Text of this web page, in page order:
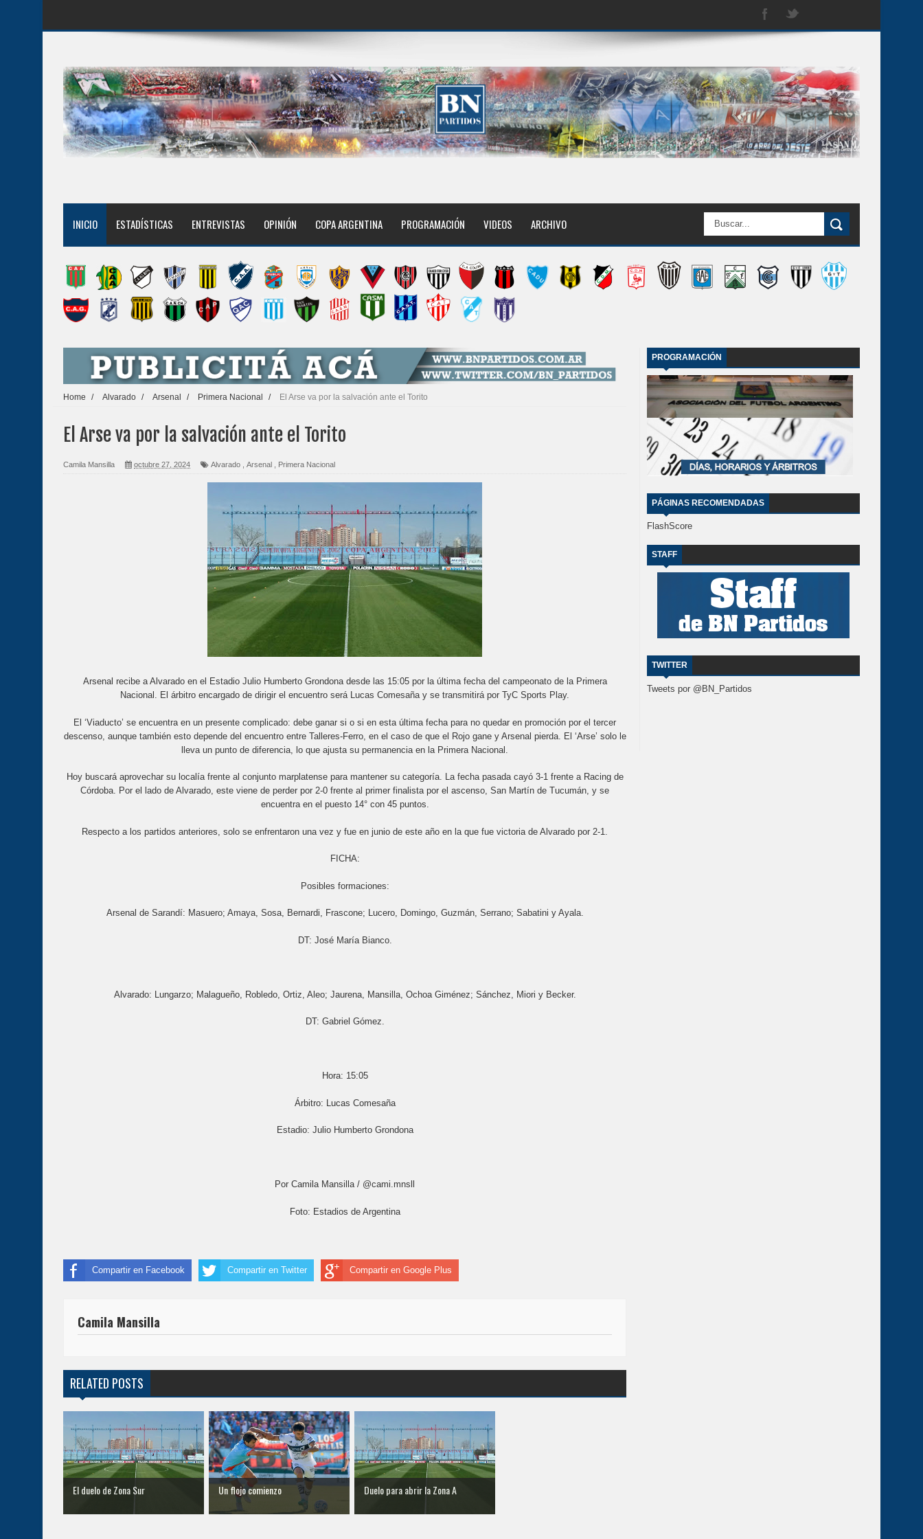
INICIO ESTADÍSTICAS ENTREVISTAS OPINIÓN COPA ARGENTINA PROGRAMACIÓN VIDEOS ARCHIVO
Home / Alvarado / Arsenal / Primera Nacional / El Arse va por la salvación ante el Torito
El Arse va por la salvación ante el Torito
Camila Mansilla octubre 27, 2024 Alvarado Arsenal Primera Nacional
Arsenal recibe a Alvarado en el Estadio Julio Humberto Grondona desde las 15:05 por la última fecha del campeonato de la Primera
Nacional. El árbitro encargado de dirigir el encuentro será Lucas Comesaña y se transmitirá por TyC Sports Play.
El ‘Viaducto’ se encuentra en un presente complicado: debe ganar si o si en esta última fecha para no quedar en promoción por el tercer
descenso, aunque también esto depende del encuentro entre Talleres-Ferro, en el caso de que el Rojo gane y Arsenal pierda. El ‘Arse’ solo le
lleva un punto de diferencia, lo que ajusta su permanencia en la Primera Nacional.
Hoy buscará aprovechar su localía frente al conjunto marplatense para mantener su categoría. La fecha pasada cayó 3-1 frente a Racing de
Córdoba. Por el lado de Alvarado, este viene de perder por 2-0 frente al primer finalista por el ascenso, San Martín de Tucumán, y se
encuentra en el puesto 14° con 45 puntos.
Respecto a los partidos anteriores, solo se enfrentaron una vez y fue en junio de este año en la que fue victoria de Alvarado por 2-1.
FICHA:
Posibles formaciones:
Arsenal de Sarandí: Masuero; Amaya, Sosa, Bernardi, Frascone; Lucero, Domingo, Guzmán, Serrano; Sabatini y Ayala.
DT: José María Bianco.
Alvarado: Lungarzo; Malagueño, Robledo, Ortiz, Aleo; Jaurena, Mansilla, Ochoa Giménez; Sánchez, Miori y Becker.
DT: Gabriel Gómez.
Hora: 15:05
Árbitro: Lucas Comesaña
Estadio: Julio Humberto Grondona
Por Camila Mansilla / @cami.mnsll
Foto: Estadios de Argentina
Compartir en Facebook Compartir en Twitter Compartir en Google Plus
Camila Mansilla
RELATED POSTS
El duelo de Zona Sur Un flojo comienzo Duelo para abrir la Zona A
PROGRAMACIÓN
PÁGINAS RECOMENDADAS
FlashScore
STAFF
TWITTER
Tweets por @BN_Partidos